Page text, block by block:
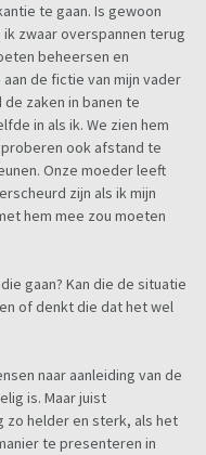
te gaan. Is gewoon
zwaar overspannen terug
beheersen en
de fictie van mijn vader
zaken in banen te
in als ik. We zien hem
ook afstand te
Onze moeder leeft
zijn als ik mijn
hem mee zou moeten
gaan? Kan die de situatie
of denkt die dat het wel
naar aanleiding van de
is. Maar juist
zo helder en sterk, als het
te presenteren in